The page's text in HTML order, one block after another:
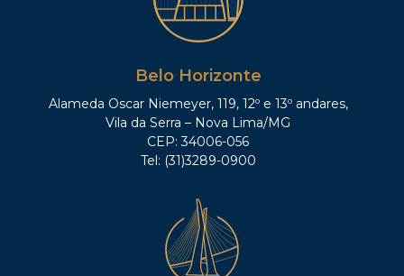
Belo Horizonte
Alameda Oscar Niemeyer, 119, 12º e 13º andares,
Vila da Serra – Nova Lima/MG
CEP: 34006-056
Tel: (31)3289-0900